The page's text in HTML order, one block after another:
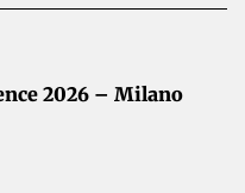
2026 – Milano